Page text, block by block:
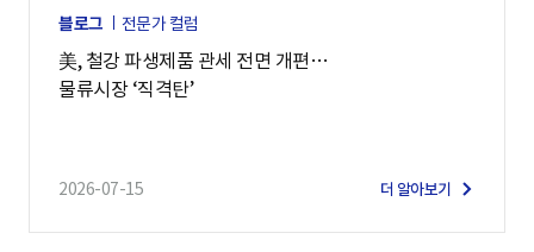
블로그 전문가 컬럼
美, 철강 파생제품 관세 전면 개편…
물류시장 ‘직격탄’
2026-07-15 더 알아보기